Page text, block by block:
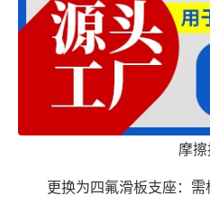
摩
更换为四氟滑板支座：